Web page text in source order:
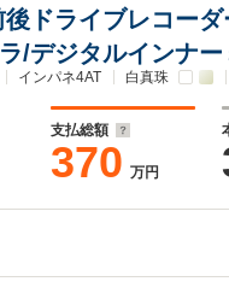
後ドライブレコー
/デジタルインナ
インパネ4AT 白真珠
支払総額
370 万円